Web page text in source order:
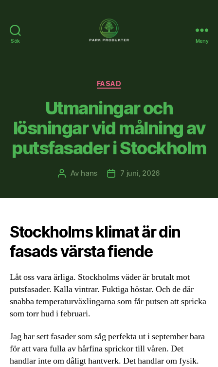
Sök Meny
Kategorier
FASAD
Utmaningar och
lösningar vid målning av
putsfasader i Stockholm
Inläggsförfattare
Av hans Inläggsdatum
7 juni, 2026
Stockholms klimat är din
fasads värsta fiende
Låt oss vara ärliga. Stockholms väder är brutalt mot
putsfasader. Kalla vintrar. Fuktiga höstar. Och de där
snabba temperaturväxlingarna som får putsen att spricka
som torr hud i februari.
Jag har sett fasader som såg perfekta ut i september bara
för att vara fulla av hårfina sprickor till våren. Det
handlar inte om dåligt hantverk. Det handlar om fysik.